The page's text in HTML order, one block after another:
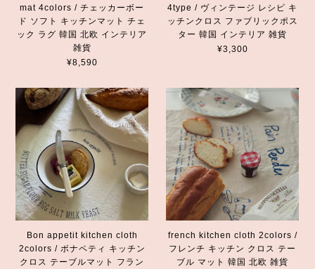
mat 4colors / チェッカーボー
ド ソフト キッチンマット チェ
ック ラグ 韓国 北欧 インテリア
雑貨
¥8,590
4type / ヴィンテージ レシピ キ
ッチンクロス ファブリックポス
ター 韓国 インテリア 雑貨
¥3,300
Bon appetit kitchen cloth
2colors / ボナペティ キッチン
クロス テーブルマット フラン
french kitchen cloth 2colors /
フレンチ キッチン クロス テー
ブル マット 韓国 北欧 雑貨